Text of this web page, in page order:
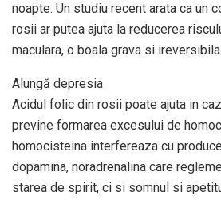
noapte. Un studiu recent arata ca un
rosii ar putea ajuta la reducerea
maculara, o boala grava si
Alungă depresia
Acidul folic din rosii poate ajuta in
previne formarea excesului de
homocisteina interfereaza cu
dopamina, noradrenalina care
starea de spirit, ci si somnul si